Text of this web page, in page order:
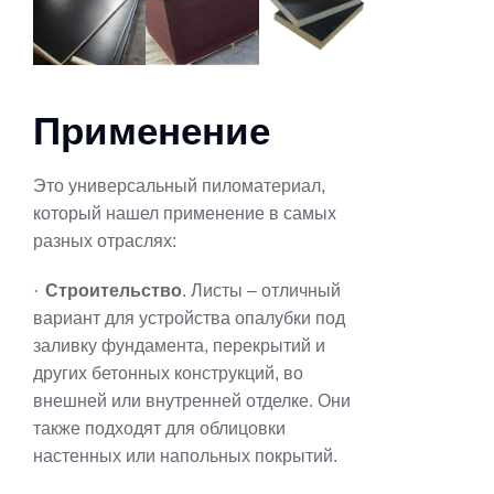
Применение
Это универсальный пиломатериал,
который нашел применение в самых
разных отраслях:
· Строительство. Листы – отличный
вариант для устройства опалубки под
заливку фундамента, перекрытий и
других бетонных конструкций, во
внешней или внутренней отделке. Они
также подходят для облицовки
настенных или напольных покрытий.